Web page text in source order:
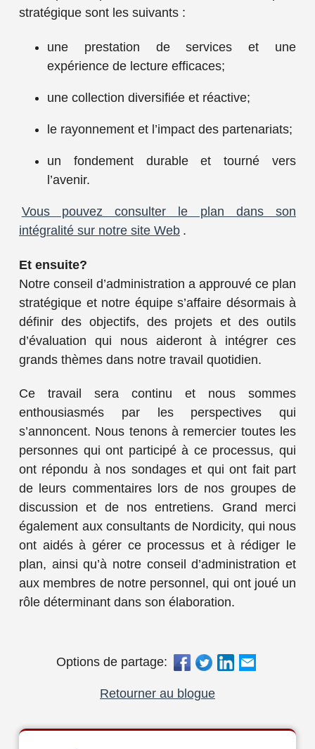
stratégique sont les suivants :
une prestation de services et une
expérience de lecture efficaces;
une collection diversifiée et réactive;
le rayonnement et l’impact des partenariats;
un fondement durable et tourné vers
l’avenir.
Vous pouvez consulter le plan dans son
intégralité sur notre site Web .
Et ensuite?
Notre conseil d’administration a approuvé ce plan
stratégique et notre équipe s’affaire désormais à
définir des objectifs, des projets et des outils
d’évaluation qui nous aideront à intégrer ces
grands thèmes dans notre travail quotidien.
Ce travail sera continu et nous sommes
enthousiasmés par les perspectives qui
s’annoncent. Nous tenons à remercier toutes les
personnes qui ont participé à ce processus, qui
ont répondu à nos sondages et qui ont fait part
de leurs commentaires lors de nos groupes de
discussion et de nos entretiens. Grand merci
également aux consultants de Nordicity, qui nous
ont aidés à gérer ce processus et à rédiger le
plan, ainsi qu’à notre conseil d’administration et
aux membres de notre personnel, qui ont joué un
rôle déterminant dans son élaboration.
Options de partage:
Retourner au blogue